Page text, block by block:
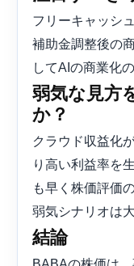
フリーキャッシ
補助金調整後の
してAIの商業化
弱気な見方
か？
クラウド収益化
り高い利益率を
も早く株価評価
弱気シナリオは
結論